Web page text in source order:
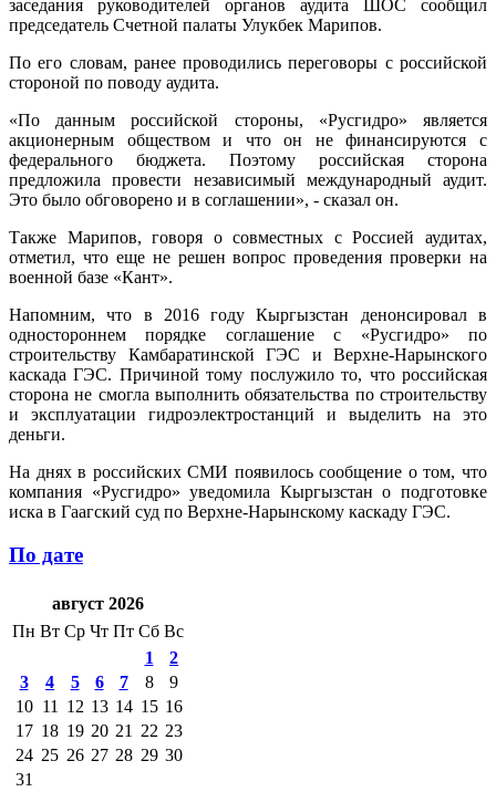
заседания руководителей органов аудита ШОС сообщил
председатель Счетной палаты Улукбек Марипов.
По его словам, ранее проводились переговоры с российской
стороной по поводу аудита.
«По данным российской стороны, «Русгидро» является
акционерным обществом и что он не финансируются с
федерального бюджета. Поэтому российская сторона
предложила провести независимый международный аудит.
Это было обговорено и в соглашении», - сказал он.
Также Марипов, говоря о совместных с Россией аудитах,
отметил, что еще не решен вопрос проведения проверки на
военной базе «Кант».
Напомним, что в 2016 году Кыргызстан денонсировал в
одностороннем порядке соглашение с «Русгидро» по
строительству Камбаратинской ГЭС и Верхне-Нарынского
каскада ГЭС. Причиной тому послужило то, что российская
сторона не смогла выполнить обязательства по строительству
и эксплуатации гидроэлектростанций и выделить на это
деньги.
На днях в российских СМИ появилось сообщение о том, что
компания «Русгидро» уведомила Кыргызстан о подготовке
иска в Гаагский суд по Верхне-Нарынскому каскаду ГЭС.
По дате
август 2026
Пн Вт Ср Чт Пт Сб Вс
1
2
3
4 5 6 7 8
9
10 11 12 13 14 15 16
17 18 19 20 21 22 23
24 25 26 27 28 29 30
31